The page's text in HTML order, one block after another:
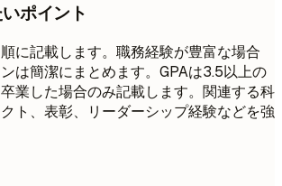
ポイント
に記載します。職務経験が豊富な場合
は簡潔にまとめます。GPAは3.5以上の
業した場合のみ記載します。関連する科
ト、表彰、リーダーシップ経験などを強